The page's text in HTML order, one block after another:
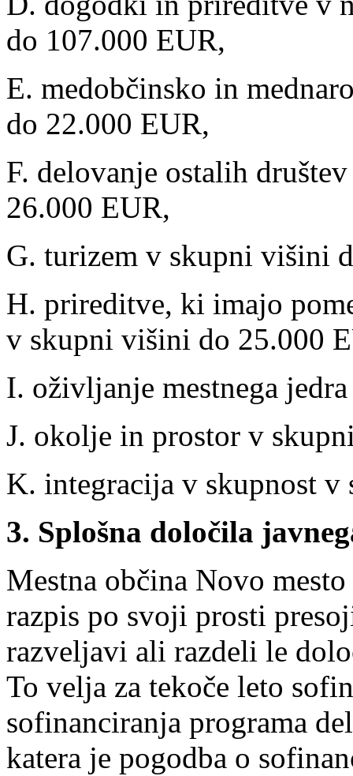
do 107.000 EUR,
E. medobčinsko in
do 22.000 EUR,
F. delovanje ostalih
26.000 EUR,
G. turizem v skupni višini
H. prireditve, ki imajo
v skupni višini do 25.000
I. oživljanje mestnega
J. okolje in prostor v
K. integracija v skupnost
3. Splošna določila
Mestna občina Novo
razpis po svoji prosti
razveljavi ali razdeli le
To velja za tekoče leto
sofinanciranja programa
katera je pogodba o